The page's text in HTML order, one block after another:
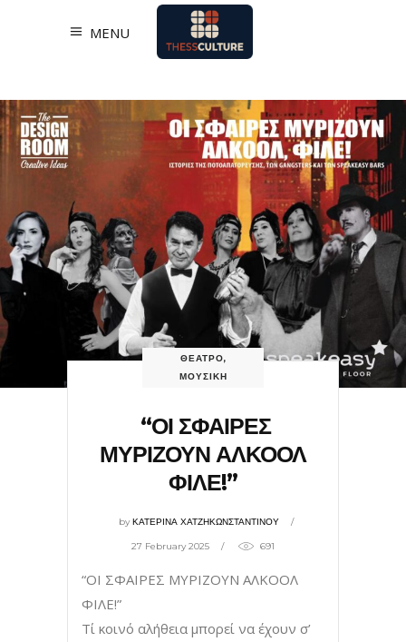
MENU
ΘΕΑΤΡΟ,
ΜΟΥΣΙΚΗ
“ΟΙ ΣΦΑΙΡΕΣ
ΜΥΡΙΖΟΥΝ ΑΛΚΟΟΛ
ΦΙΛΕ!”
byΚΑΤΕΡΙΝΑ ΧΑΤΖΗΚΩΝΣΤΑΝΤΙΝΟΥ
27 February 2025 691
“ΟΙ ΣΦΑΙΡΕΣ ΜΥΡΙΖΟΥΝ ΑΛΚΟΟΛ
ΦΙΛΕ!”
Τί κοινό αλήθεια µπορεί να έχουν σ’